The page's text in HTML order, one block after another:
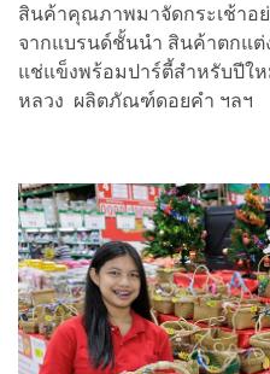
สินค้าคุณภาพมาจัดกระเช้าอ
จากแบรนด์ชั้นนำ สินค้าตกแ
แช่แข็งพร้อมปาร์ตี้สำหรับปีใ
หลวง ผลิตภัณฑ์ดอยคำ ฯลฯ